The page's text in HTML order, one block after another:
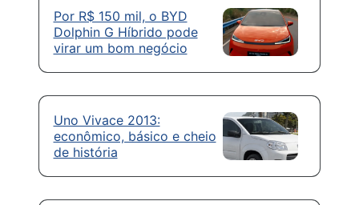
Por R$ 150 mil, o BYD
Dolphin G Híbrido pode
virar um bom negócio
Uno Vivace 2013:
econômico, básico e cheio
de história